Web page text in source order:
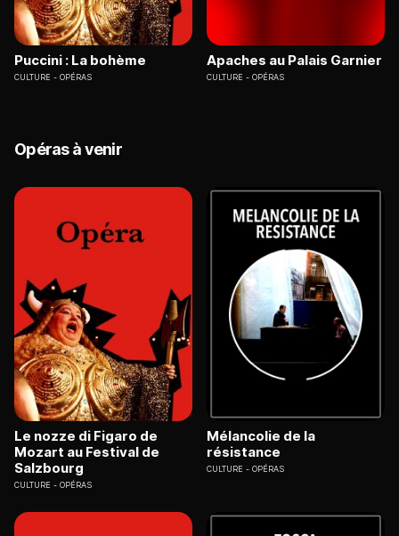
Puccini : La bohème
CULTURE OPÉRAS
Apaches au Palais Garnier
CULTURE OPÉRAS
Opéras à venir
Le nozze di Figaro de
Mozart au Festival de
Salzbourg
CULTURE OPÉRAS
Mélancolie de la
résistance
CULTURE OPÉRAS